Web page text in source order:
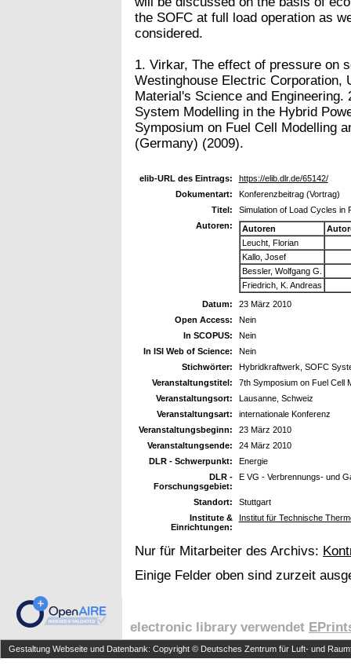
the SOFC at full load operation as
considered.
1. Virkar, The effect of pressure on
Westinghouse Electric Corporation,
Material's Science and
System Modelling in the Hybrid
Symposium on Fuel Cell Modelling
(Germany) (2009).
elib-URL des Eintrags:
https://elib.dlr.de/65142/
Dokumentart:
Konferenzbeitrag (Vortrag)
Titel:
Simulation of Load Cycles in
Autoren:
Autoren
Leucht, Florian
Kallo, Josef
Bessler, Wolfgang G.
Friedrich, K. Andreas
Datum:
23 März 2010
Open Access:
Nein
In SCOPUS:
Nein
In ISI Web of Science:
Nein
Stichwörter:
Hybridkraftwerk, SOFC
Veranstaltungstitel:
7th Symposium on Fuel Cell
Veranstaltungsort:
Lausanne, Schweiz
Veranstaltungsart:
internationale Konferenz
Veranstaltungsbeginn:
23 März 2010
Veranstaltungsende:
24 März 2010
DLR - Schwerpunkt:
Energie
DLR -
Forschungsgebiet:
E VG - Verbrennungs- und
Standort:
Stuttgart
Institute &
Einrichtungen:
Institut für Technische
Nur für Mitarbeiter des Archivs:
Einige Felder oben sind zurzeit
electronic library verwendet
Gestaltung Webseite und Datenbank: Copyright © Deutsches Zentrum für Luft- und